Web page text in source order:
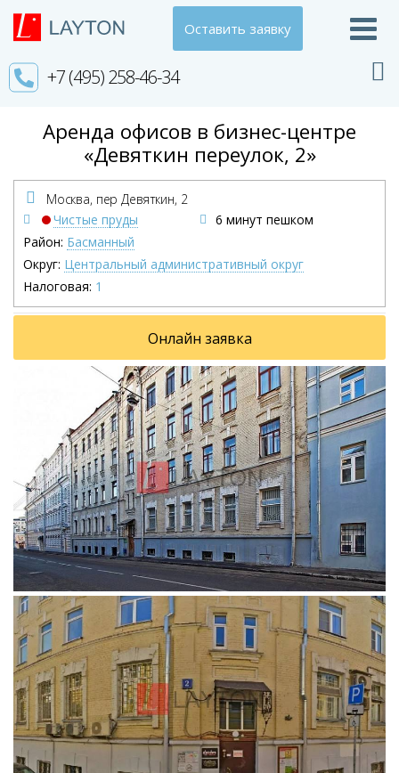
Оставить заявку
+7 (495) 258-46-34
Аренда офисов в бизнес-центре
«Девяткин переулок, 2»
Москва, пер Девяткин, 2
Чистые пруды
6 минут пешком
Район: Басманный
Округ: Центральный административный округ
Налоговая: 1
Онлайн заявка